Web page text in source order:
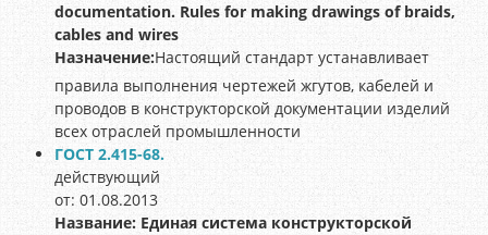
documentation. Rules for making drawings of braids,
cables and wires
Назначение:Настоящий стандарт устанавливает
правила выполнения чертежей жгутов, кабелей и
проводов в конструкторской документации изделий
всех отраслей промышленности
ГОСТ 2.415-68.
действующий
от: 01.08.2013
Название: Единая система конструкторской